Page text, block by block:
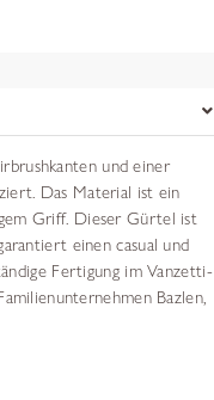
und einer
Das Material ist ein
Griff. Dieser Gürtel ist
einen casual und
Fertigung im Vanzetti-
Bazlen,